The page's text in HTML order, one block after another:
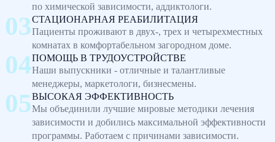
по химической зависимости, аддиктологи.
СТАЦИОНАРНАЯ РЕАБИЛИТАЦИЯ
Пациенты проживают в двух-, трех и четырехместных
комнатах в комфортабельном загородном доме.
ПОМОЩЬ В ТРУДОУСТРОЙСТВЕ
Наши выпускники - отличные и талантливые
менеджеры, маркетологи, бизнесмены.
ВЫСОКАЯ ЭФФЕКТИВНОСТЬ
Мы объединили лучшие мировые методики лечения
зависимости и добились максимальной эффективности
программы. Работаем с причинами зависимости.